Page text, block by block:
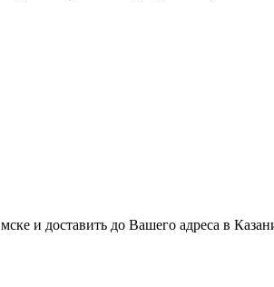
и доставить до Вашего адреса в